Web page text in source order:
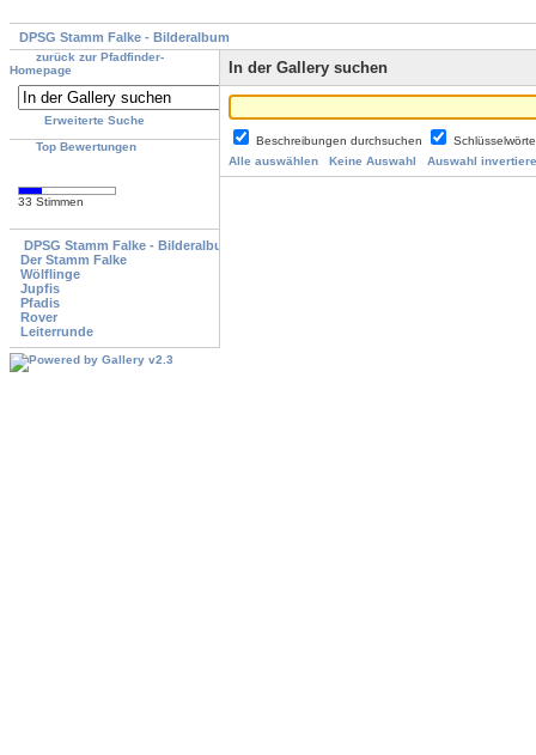
DPSG Stamm Falke - Bilderalbum
zurück zur Pfadfinder-
Homepage
Erweiterte Suche
Top Bewertungen
33 Stimmen
DPSG Stamm Falke - Bilderalbum
Der Stamm Falke
Wölflinge
Jupfis
Pfadis
Rover
Leiterrunde
In der Gallery suchen
Beschreibungen durchsuchen
Alle auswählen
Keine Auswahl Auswahl